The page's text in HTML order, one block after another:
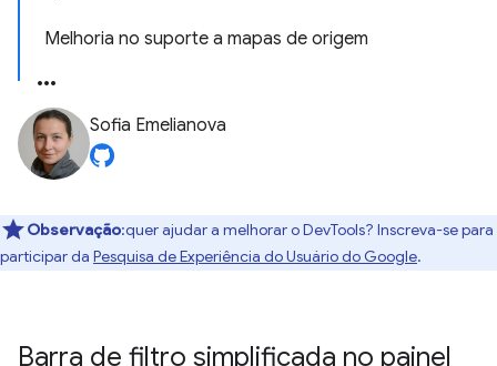
Melhoria no suporte a mapas de origem
Sofia Emelianova
Observação:quer ajudar a melhorar o DevTools? Inscreva-se para
participar da Pesquisa de Experiência do Usuário do Google.
Barra de filtro simplificada no painel